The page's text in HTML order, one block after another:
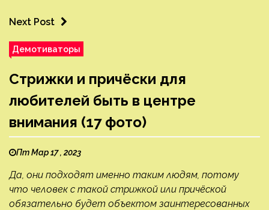
Next Post
Демотиваторы
Стрижки и причёски для
любителей быть в центре
внимания (17 фото)
Пт Мар 17 , 2023
Да, они подходят именно таким людям, потому
что человек с такой стрижкой или причёской
обязательно будет объектом заинтересованных